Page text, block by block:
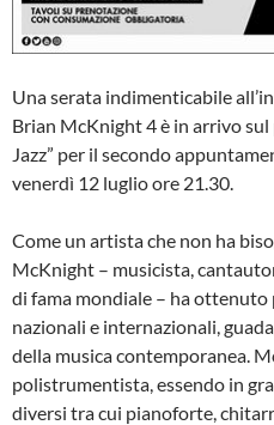
Una serata indimenticabile
Brian McKnight 4 è in arrivo sul
Jazz” per il secondo
venerdì 12 luglio ore 21.30.
Come un artista che non ha
McKnight – musicista,
di fama mondiale – ha
nazionali e internazionali,
della musica contemporanea.
polistrumentista, essendo in
diversi tra cui pianoforte,